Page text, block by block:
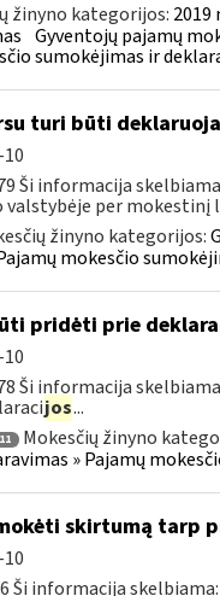
žinyno kategorijos:
Gyventojų pajamų
sumokėjimas ir
turi būti
Ši informacija
valstybėje per mokestinį
žinyno kategorijos:
mokesčio
pridėti prie
Ši informacija
jos...
Mokesčių žinyno
» Pajamų
skirtumą tarp
Ši informacija